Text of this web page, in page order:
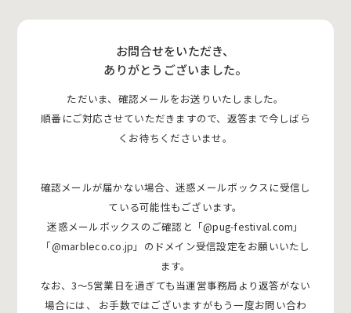
お問合せをいただき、
ありがとうございました。
ただいま、確認メールをお送りいたしました。
順番にご対応させていただきますので、返答まで今しばら
くお待ちくださいませ。
確認メールが届かない場合、迷惑メールボックスに受信し
ている可能性もございます。
迷惑メールボックスのご確認と「@pug-festival.com」
「@marbleco.co.jp」のドメイン受信設定をお願いいたし
ます。
なお、3〜5営業日を過ぎても当運営事務局より返答がない
場合には、
お手数ではございますがもう一度お問い合わ